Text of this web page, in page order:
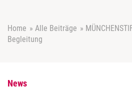
Home » Alle Beiträge »
Begleitung
News